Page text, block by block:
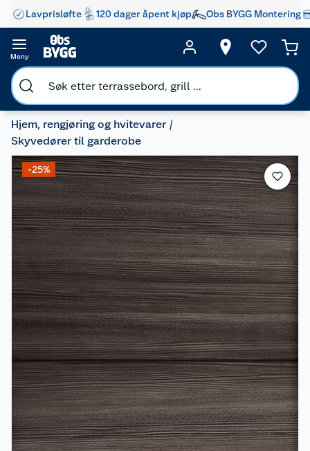
Lavprisløfte 120 dager åpent kjøp Obs BYGG Montering
Meny
Hjem, rengjøring og hvitevarer
Skyvedører til garderobe
-25%